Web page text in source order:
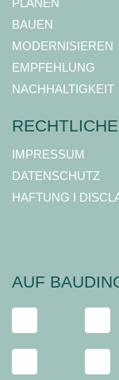
BAUEN
MODERNISIEREN
EMPFEHLUNG
NACHHALTIGKEIT
IMPRESSUM
DATENSCHUTZ
HAFTUNG I
AUF